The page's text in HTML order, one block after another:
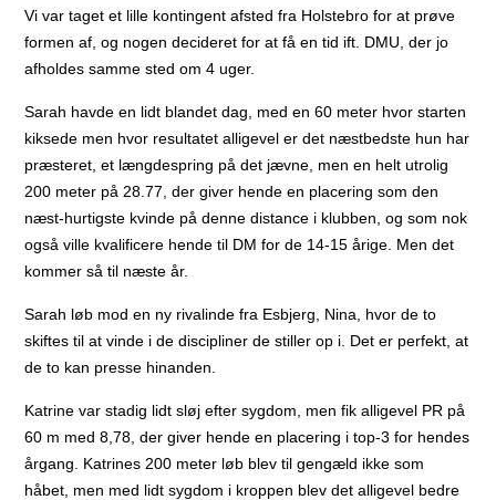
Vi var taget et lille kontingent afsted fra Holstebro for at prøve
formen af, og nogen decideret for at få en tid ift. DMU, der jo
afholdes samme sted om 4 uger.
Sarah havde en lidt blandet dag, med en 60 meter hvor starten
kiksede men hvor resultatet alligevel er det næstbedste hun har
præsteret, et længdespring på det jævne, men en helt utrolig
200 meter på 28.77, der giver hende en placering som den
næst-hurtigste kvinde på denne distance i klubben, og som nok
også ville kvalificere hende til DM for de 14-15 årige. Men det
kommer så til næste år.
Sarah løb mod en ny rivalinde fra Esbjerg, Nina, hvor de to
skiftes til at vinde i de discipliner de stiller op i. Det er perfekt, at
de to kan presse hinanden.
Katrine var stadig lidt sløj efter sygdom, men fik alligevel PR på
60 m med 8,78, der giver hende en placering i top-3 for hendes
årgang. Katrines 200 meter løb blev til gengæld ikke som
håbet, men med lidt sygdom i kroppen blev det alligevel bedre